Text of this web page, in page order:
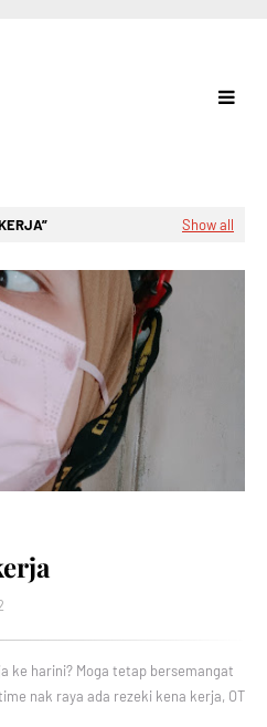
Show all
ke harini? Moga tetap bersemangat
nak raya ada rezeki kena kerja, OT